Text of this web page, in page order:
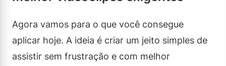
Agora vamos para o que você consegue
aplicar hoje. A ideia é criar um jeito simples de
assistir sem frustração e com melhor